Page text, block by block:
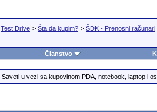
Test Drive > Šta da kupim? > ŠDK - Prenosni računari
Članstvo
Saveti u vezi sa kupovinom PDA, notebook, laptop i